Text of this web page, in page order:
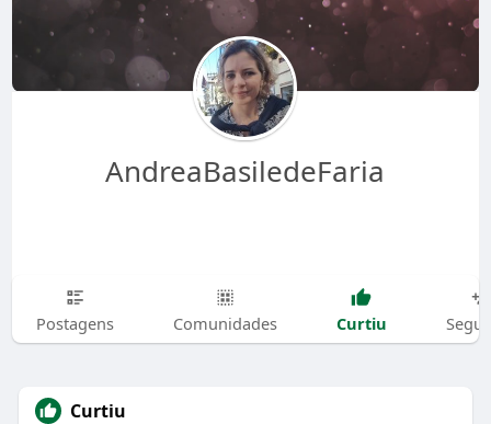
AndreaBasiledeFaria
Postagens Comunidades Curtiu
Curtiu